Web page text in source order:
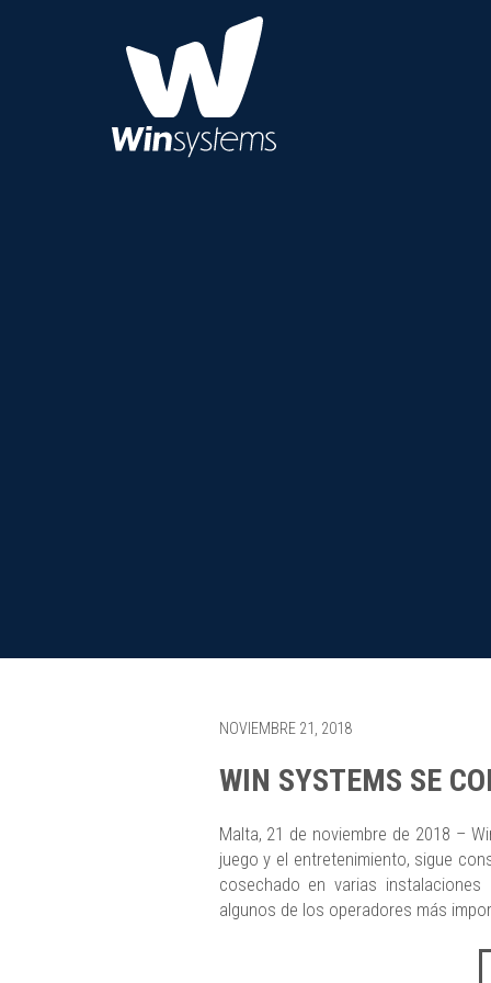
NOVIEMBRE 21, 2018
WIN SYSTEMS SE
Malta, 21 de noviembre de 2018 –
juego y el entretenimiento, sigue
cosechado en varias
algunos de los operadores más